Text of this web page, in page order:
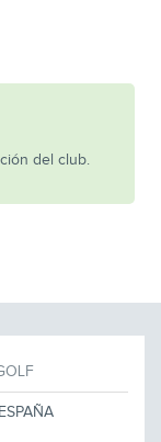
del club.